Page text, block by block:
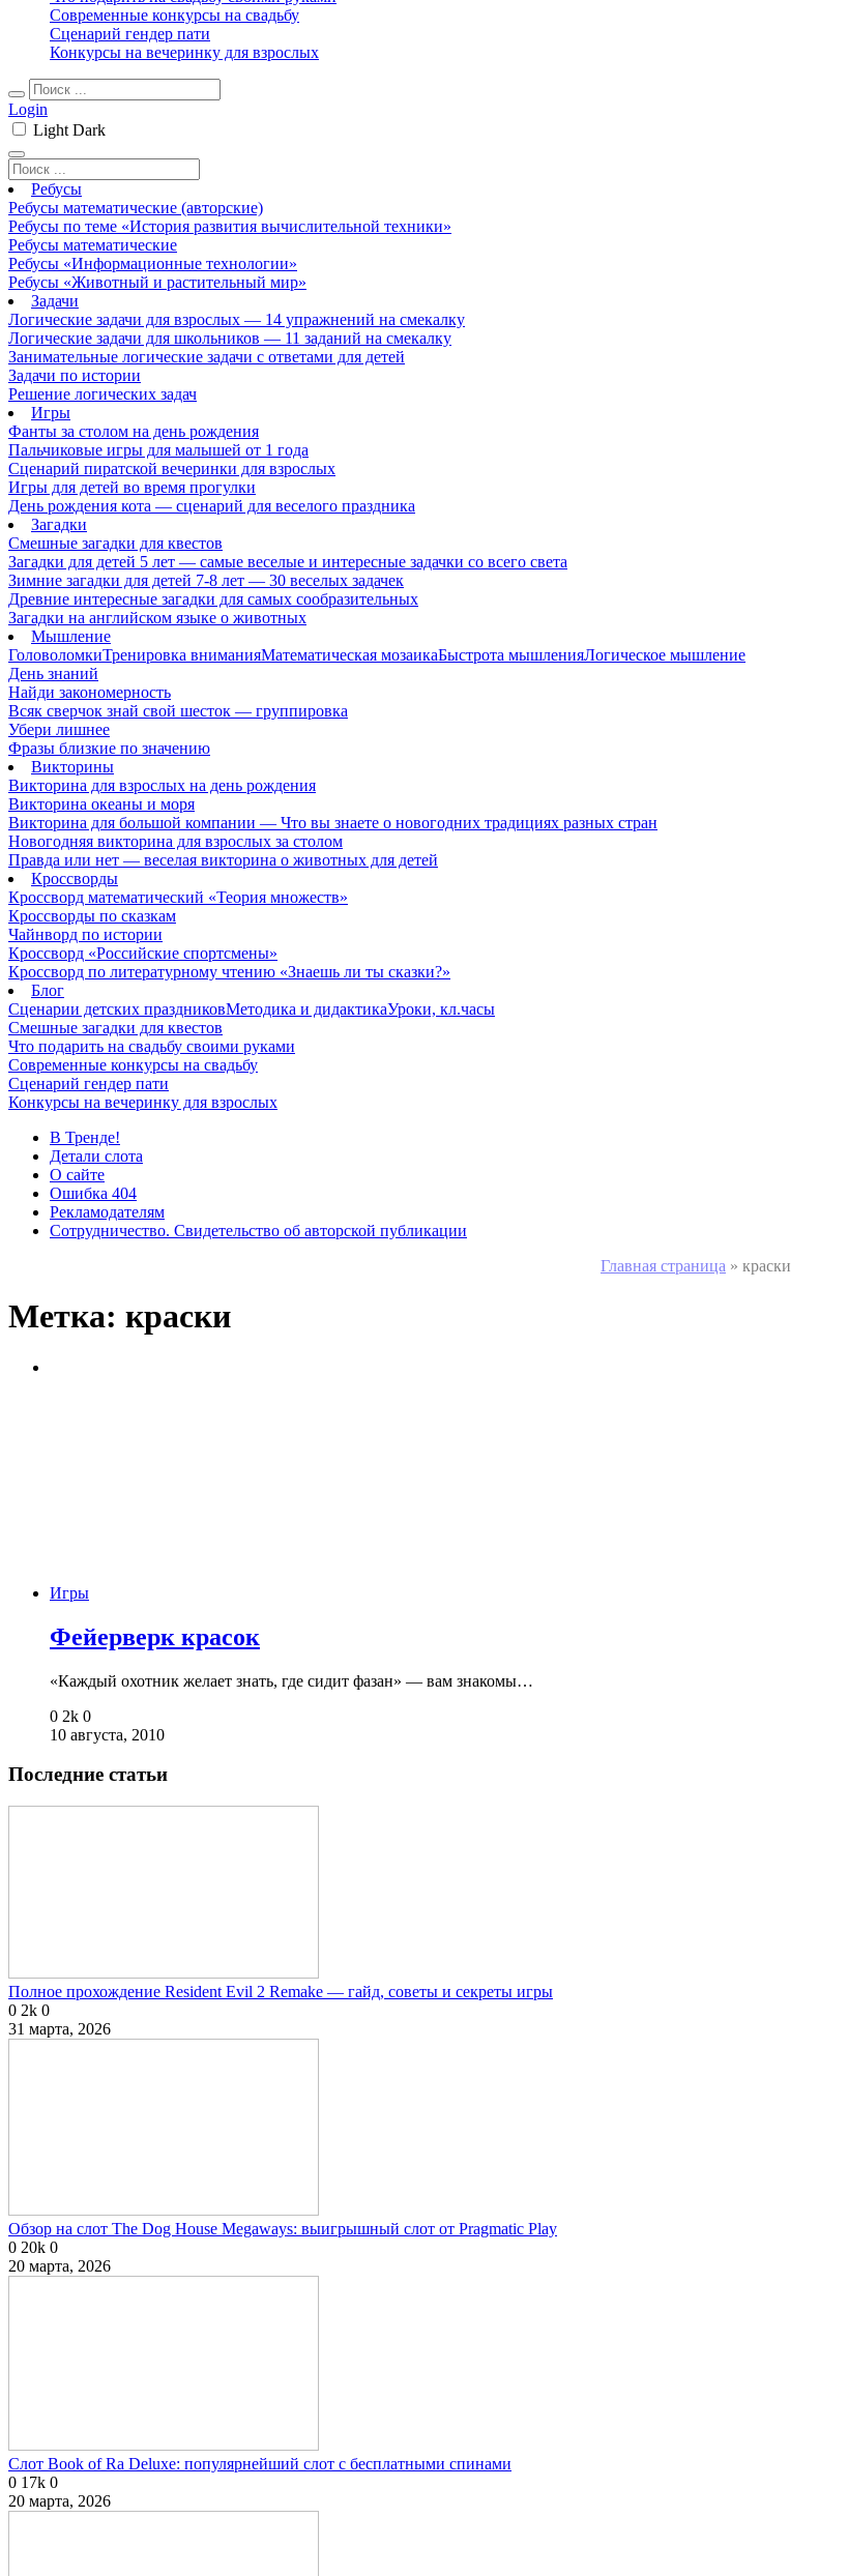
Современные конкурсы на свадьбу
Сценарий гендер пати
Конкурсы на вечеринку для взрослых
Login
Light Dark
Ребусы
Ребусы математические (авторские)
Ребусы по теме «История развития вычислительной техники»
Ребусы математические
Ребусы «Информационные технологии»
Ребусы «Животный и растительный мир»
Задачи
Логические задачи для взрослых — 14 упражнений на смекалку
Логические задачи для школьников — 11 заданий на смекалку
Занимательные логические задачи с ответами для детей
Задачи по истории
Решение логических задач
Игры
Фанты за столом на день рождения
Пальчиковые игры для малышей от 1 года
Сценарий пиратской вечеринки для взрослых
Игры для детей во время прогулки
День рождения кота — сценарий для веселого праздника
Загадки
Смешные загадки для квестов
Загадки для детей 5 лет — самые веселые и интересные задачки со всего света
Зимние загадки для детей 7-8 лет — 30 веселых задачек
Древние интересные загадки для самых сообразительных
Загадки на английском языке о животных
Мышление
ГоловоломкиТренировка вниманияМатематическая мозаикаБыстрота мышленияЛогическое мышление
День знаний
Найди закономерность
Всяк сверчок знай свой шесток — группировка
Убери лишнее
Фразы близкие по значению
Викторины
Викторина для взрослых на день рождения
Викторина океаны и моря
Викторина для большой компании — Что вы знаете о новогодних традициях разных стран
Новогодняя викторина для взрослых за столом
Правда или нет — веселая викторина о животных для детей
Кроссворды
Кроссворд математический «Теория множеств»
Кроссворды по сказкам
Чайнворд по истории
Кроссворд «Российские спортсмены»
Кроссворд по литературному чтению «Знаешь ли ты сказки?»
Блог
Сценарии детских праздниковМетодика и дидактикаУроки, кл.часы
Смешные загадки для квестов
Что подарить на свадьбу своими руками
Современные конкурсы на свадьбу
Сценарий гендер пати
Конкурсы на вечеринку для взрослых
В Тренде!
Детали слота
О сайте
Ошибка 404
Рекламодателям
Сотрудничество. Свидетельство об авторской публикации
Главная страница » краски
Метка: краски
Игры
Фейерверк красок
«Каждый охотник желает знать, где сидит фазан» — вам знакомы…
0 2k 0
10 августа, 2010
Последние статьи
Полное прохождение Resident Evil 2 Remake — гайд, советы и секреты игры
0 2k 0
31 марта, 2026
Обзор на слот The Dog House Megaways: выигрышный слот от Pragmatic Play
0 20k 0
20 марта, 2026
Слот Book of Ra Deluxe: популярнейший слот с бесплатными спинами
0 17k 0
20 марта, 2026